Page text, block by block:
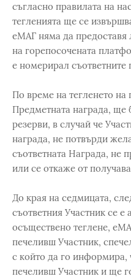
съгласно правилата на
тегленията ще се
еМАГ няма да предоставя
на горепосочената
е номерирал съответните
По време на тегленето на
Предметната награда, ще
резерви, в случай че
награда, не потвърди
съответната Награда, не
или се откаже от
До края на седмицата,
съответния Участник се е
осъществено теглене,
печеливш Участник,
с който да го информира,
печеливш Участник и ще